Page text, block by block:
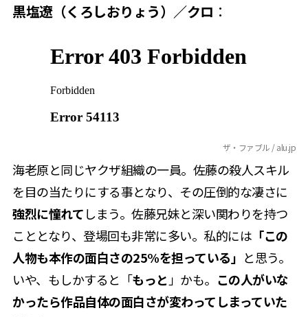
黒塩遼（くろしおりょう）／クロ ：
ザ・ファブル / alu.jp
海老原と同じヤクザ組織の一員。佐藤の殺人スキル
を目の当たりにする事となり、その圧倒的な凄さに
強烈に憧れてしまう。佐藤兄妹と深い関わりを持つ
こととなり、登場回も非常に多い。私的には 「この
人物も本作の面白さの25%を担っている」 と思う。
いや、もしかすると「もっと 」かも。 この人がいな
かったら作品自体の面白さが変わってしまっていた